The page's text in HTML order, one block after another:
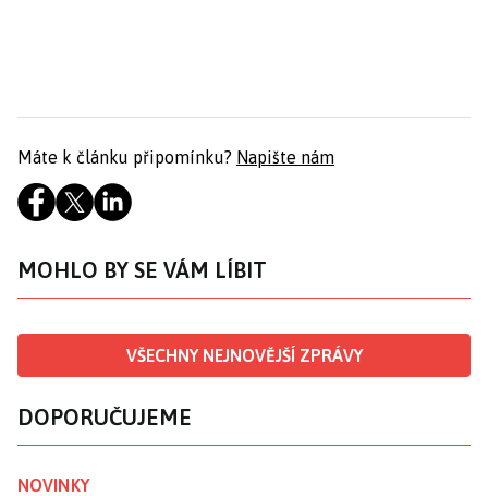
Máte k článku připomínku? Napište nám
MOHLO BY SE VÁM LÍBIT
VŠECHNY NEJNOVĚJŠÍ ZPRÁVY
DOPORUČUJEME
NOVINKY